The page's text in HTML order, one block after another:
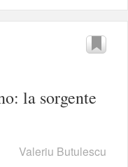
la sorgente
Valeriu Butulescu